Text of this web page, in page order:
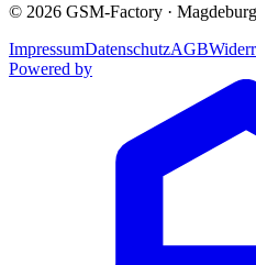
© 2026 GSM-Factory ·
ImpressumDatenschutzAGB
Powered by